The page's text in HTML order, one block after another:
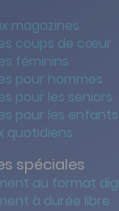
magazines
coups de cœur
féminins
pour hommes
pour les seniors
pour les enfants
quotidiens
spéciales
au format
à durée libre